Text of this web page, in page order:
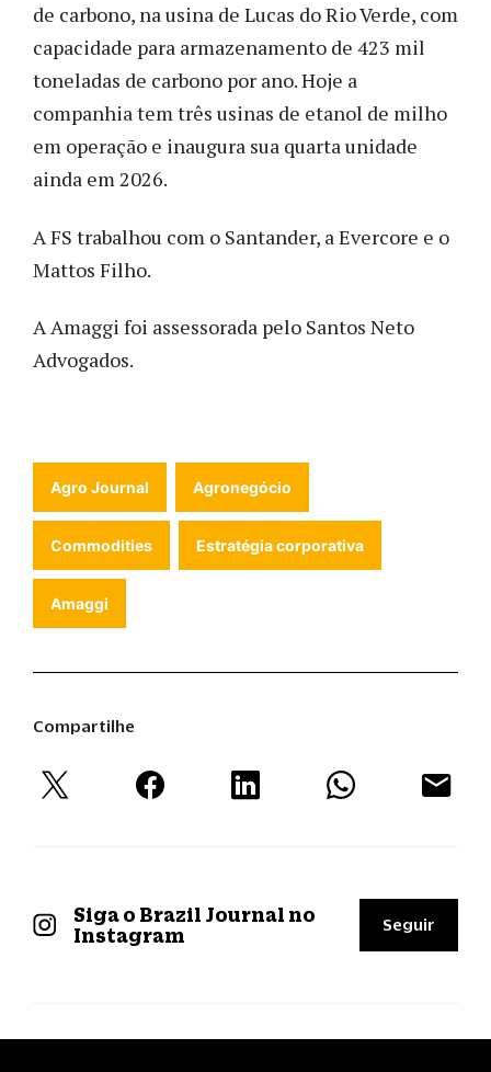
de carbono, na usina de Lucas do Rio Verde, com
capacidade para armazenamento de 423 mil
toneladas de carbono por ano. Hoje a
companhia tem três usinas de etanol de milho
em operação e inaugura sua quarta unidade
ainda em 2026.
A FS trabalhou com o Santander, a Evercore e o
Mattos Filho.
A Amaggi foi assessorada pelo Santos Neto
Advogados.
Agro Journal Agronegócio
Commodities Estratégia corporativa
Amaggi
Compartilhe
Siga o Brazil Journal no
Instagram
Seguir